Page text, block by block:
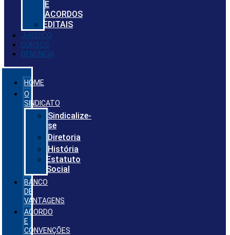
E
ACORDOS
EDITAIS
JURIDICO
CURSOS
DENÚNCIA
HOME
O
SINDICATO
Sindicalize-
se
Diretoria
História
Estatuto
Social
BANCO
DE
VANTAGENS
ACORDO
E
CONVENÇÕES